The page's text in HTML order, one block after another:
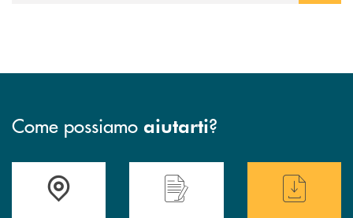
Come possiamo aiutarti?
Accedi all' elenco completo delle filiali .Hai bisogno di assistenza immediata?
Hai bisogno di